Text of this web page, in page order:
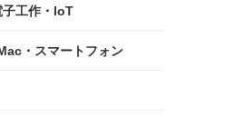
子工作・IoT
・スマートフォン